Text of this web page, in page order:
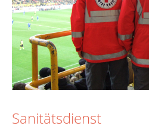
Sanitätsdienst